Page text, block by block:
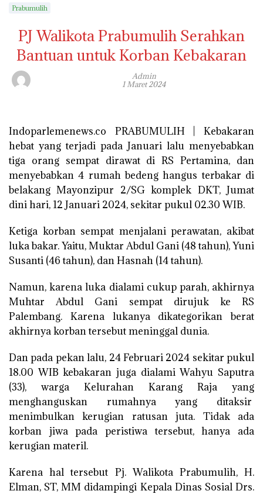
Prabumulih
PJ Walikota Prabumulih Serahkan
Bantuan untuk Korban Kebakaran
Admin
1 Maret 2024
Indoparlemenews.co PRABUMULIH | Kebakaran
hebat yang terjadi pada Januari lalu menyebabkan
tiga orang sempat dirawat di RS Pertamina, dan
menyebabkan 4 rumah bedeng hangus terbakar di
belakang Mayonzipur 2/SG komplek DKT, Jumat
dini hari, 12 Januari 2024, sekitar pukul 02.30 WIB.
Ketiga korban sempat menjalani perawatan, akibat
luka bakar. Yaitu, Muktar Abdul Gani (48 tahun), Yuni
Susanti (46 tahun), dan Hasnah (14 tahun).
Namun, karena luka dialami cukup parah, akhirnya
Muhtar Abdul Gani sempat dirujuk ke RS
Palembang. Karena lukanya dikategorikan berat
akhirnya korban tersebut meninggal dunia.
Dan pada pekan lalu, 24 Februari 2024 sekitar pukul
18.00 WIB kebakaran juga dialami Wahyu Saputra
(33), warga Kelurahan Karang Raja yang
menghanguskan rumahnya yang ditaksir
menimbulkan kerugian ratusan juta. Tidak ada
korban jiwa pada peristiwa tersebut, hanya ada
kerugian materil.
Karena hal tersebut Pj. Walikota Prabumulih, H.
Elman, ST, MM didampingi Kepala Dinas Sosial Drs.